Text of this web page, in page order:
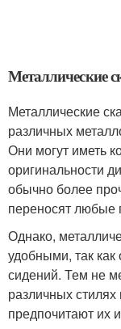
Металлические
Металлические
различных
Они могут иметь
оригинальности
обычно более
переносят любые
Однако,
удобными, так
сидений. Тем не
различных
предпочитают их